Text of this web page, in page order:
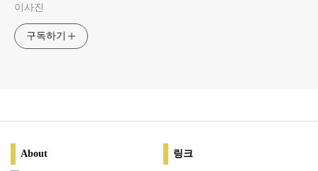
이사진
구독하기
About 링크